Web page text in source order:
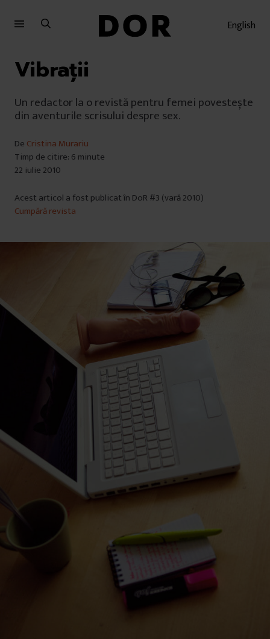
English
Vibrații
Un redactor la o revistă pentru femei povestește
din aventurile scrisului despre sex.
De Cristina Murariu
Timp de citire: 6 minute
22 iulie 2010
Acest articol a fost publicat în DoR #3 (vară 2010)
Cumpără revista